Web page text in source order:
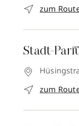
zum
Stadt-
zum